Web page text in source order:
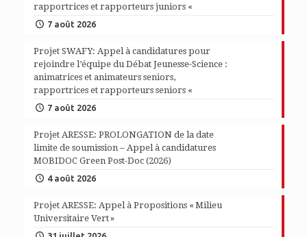
rapportrices et rapporteurs juniors «
7 août 2026
Projet SWAFY: Appel à candidatures pour
rejoindre l’équipe du Débat Jeunesse-Science :
animatrices et animateurs seniors,
rapportrices et rapporteurs seniors «
7 août 2026
Projet ARESSE: PROLONGATION de la date
limite de soumission – Appel à candidatures
MOBIDOC Green Post-Doc (2026)
4 août 2026
Projet ARESSE: Appel à Propositions « Milieu
Universitaire Vert »